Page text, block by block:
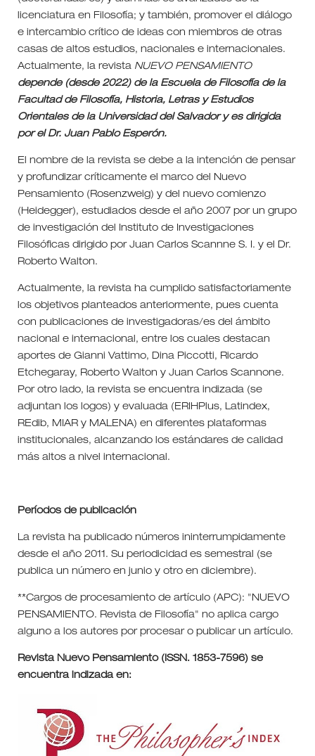
licenciatura en Filosofía; y también, promover el diálogo
e intercambio crítico de ideas con miembros de otras
casas de altos estudios, nacionales e internacionales.
Actualmente, la revista NUEVO PENSAMIENTO
depende (desde 2022) de la Escuela de Filosofía de la
Facultad de Filosofía, Historia, Letras y Estudios
Orientales de la Universidad del Salvador y es dirigida
por el Dr. Juan Pablo Esperón.
El nombre de la revista se debe a la intención de pensar
y profundizar críticamente el marco del Nuevo
Pensamiento (Rosenzweig) y del nuevo comienzo
(Heidegger), estudiados desde el año 2007 por un grupo
de investigación del Instituto de Investigaciones
Filosóficas dirigido por Juan Carlos Scannne S. I. y el Dr.
Roberto Walton.
Actualmente, la revista ha cumplido satisfactoriamente
los objetivos planteados anteriormente, pues cuenta
con publicaciones de investigadoras/es del ámbito
nacional e internacional, entre los cuales destacan
aportes de Gianni Vattimo, Dina Piccotti, Ricardo
Etchegaray, Roberto Walton y Juan Carlos Scannone.
Por otro lado, la revista se encuentra indizada (se
adjuntan los logos) y evaluada (ERIHPlus, Latindex,
REdib, MIAR y MALENA) en diferentes plataformas
institucionales, alcanzando los estándares de calidad
más altos a nivel internacional.
Períodos de publicación
La revista ha publicado números ininterrumpidamente
desde el año 2011. Su periodicidad es semestral (se
publica un número en junio y otro en diciembre).
**Cargos de procesamiento de artículo (APC): "NUEVO
PENSAMIENTO. Revista de Filosofía" no aplica cargo
alguno a los autores por procesar o publicar un artículo.
Revista Nuevo Pensamiento (ISSN. 1853-7596) se
encuentra indizada en: